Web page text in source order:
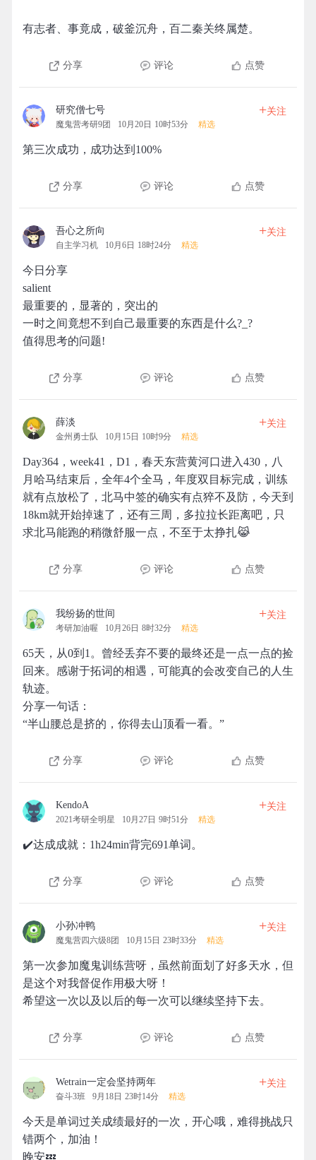
有志者、事竟成，破釜沉舟，百二秦关终属楚。
分享 评论 点赞
研究僧七号
魔鬼营考研9团 10月20日 10时53分 精选
+关注
第三次成功，成功达到100%
分享 评论 点赞
吾心之所向
自主学习机 10月6日 18时24分 精选
+关注
今日分享
salient
最重要的，显著的，突出的
一时之间竟想不到自己最重要的东西是什么?_?
值得思考的问题!
分享 评论 点赞
薛淡
金州勇士队 10月15日 10时9分 精选
+关注
Day364，week41，D1，春天东营黄河口进入430，八
月哈马结束后，全年4个全马，年度双目标完成，训练
就有点放松了，北马中签的确实有点猝不及防，今天到
18km就开始掉速了，还有三周，多拉拉长距离吧，只
求北马能跑的稍微舒服一点，不至于太挣扎😹
分享 评论 点赞
我纷扬的世间
考研加油喔 10月26日 8时32分 精选
+关注
65天，从0到1。曾经丢弃不要的最终还是一点一点的捡
回来。感谢于拓词的相遇，可能真的会改变自己的人生
轨迹。
分享一句话：
“半山腰总是挤的，你得去山顶看一看。”
分享 评论 点赞
KendoA
2021考研全明星 10月27日 9时51分 精选
+关注
✔️达成成就：1h24min背完691单词。
分享 评论 点赞
小孙冲鸭
魔鬼营四六级8团 10月15日 23时33分 精选
+关注
第一次参加魔鬼训练营呀，虽然前面划了好多天水，但
是这个对我督促作用极大呀！
希望这一次以及以后的每一次可以继续坚持下去。
分享 评论 点赞
Wetrain一定会坚持两年
奋斗3班 9月18日 23时14分 精选
+关注
今天是单词过关成绩最好的一次，开心哦，难得挑战只
错两个，加油！
晚安💤